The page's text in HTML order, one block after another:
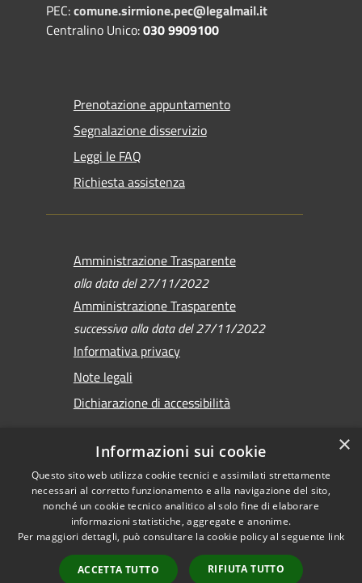
PEC:comune.sirmione.pec@legalmail.it
Centralino Unico:030 9909100
Prenotazione appuntamento
Segnalazione disservizio
Leggi le FAQ
Richiesta assistenza
Amministrazione Trasparente
alla data del 27/11/2022
Amministrazione Trasparente
successiva alla data del 27/11/2022
Informativa privacy
Note legali
Dichiarazione di accessibilità
RSS
Accessibilità
Privacy
Cookie
Mappa del sito
Copyright © 2026 •
Comune di Sirmione •
Powered by
Municipium•
Accesso redazione
×
Informazioni sui cookie
Questo sito web utilizza cookie tecnici e assimilati strettamente
necessari al corretto funzionamento e alla navigazione del sito,
nonché un cookie tecnico analitico al solo fine di elaborare
informazioni statistiche, aggregate e anonime.
Per maggiori dettagli, può consultare la cookie policy al seguente link
ACCETTA TUTTO RIFIUTA TUTTO